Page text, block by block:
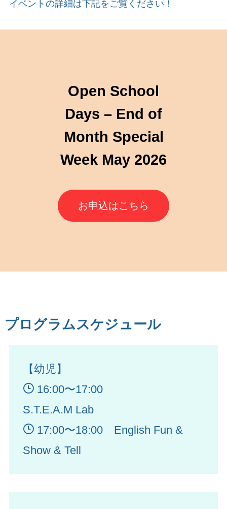
イベントの詳細は下記をご覧ください！
Open School
Days – End of
Month Special
Week May 2026
お申込はこちら
プログラムスケジュール
【幼児】
16:00〜17:00
S.T.E.A.M Lab
17:00〜18:00 English Fun &
Show & Tell